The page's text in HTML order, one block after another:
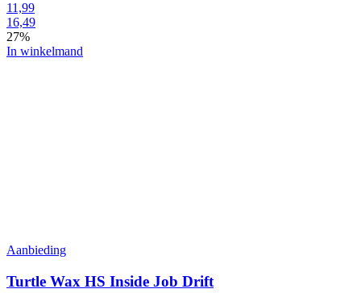
11,99
16,49
27%
In winkelmand
Aanbieding
Turtle Wax HS Inside Job Drift